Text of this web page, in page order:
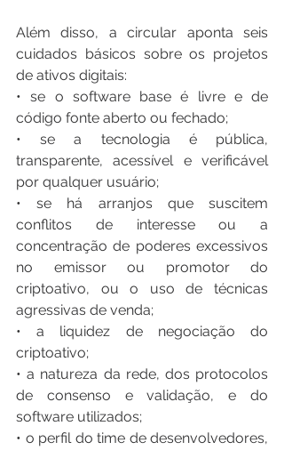
Além disso, a circular aponta seis
cuidados básicos sobre os projetos
de ativos digitais:
• se o software base é livre e de
código fonte aberto ou fechado;
• se a tecnologia é pública,
transparente, acessível e verificável
por qualquer usuário;
• se há arranjos que suscitem
conflitos de interesse ou a
concentração de poderes excessivos
no emissor ou promotor do
criptoativo, ou o uso de técnicas
agressivas de venda;
• a liquidez de negociação do
criptoativo;
• a natureza da rede, dos protocolos
de consenso e validação, e do
software utilizados;
• o perfil do time de desenvolvedores,